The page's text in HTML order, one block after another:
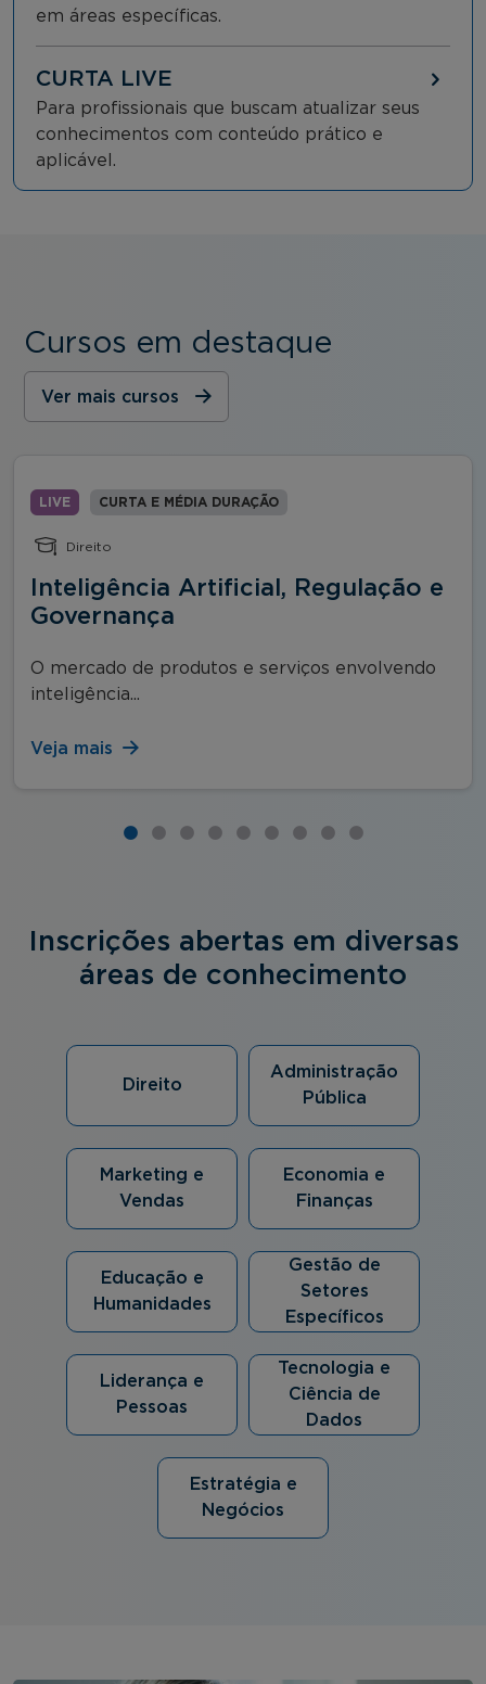
em áreas específicas.
CURTA LIVE
Para profissionais que buscam atualizar seus
conhecimentos com conteúdo prático e
aplicável.
Cursos em destaque
Ver mais cursos
LIVE CURTA E MÉDIA DURAÇÃO
Direito
Inteligência Artificial, Regulação e
Governança
O mercado de produtos e serviços envolvendo
inteligência...
Veja mais
Inscrições abertas em diversas
áreas de conhecimento
Direito
Administração
Pública
Marketing e
Vendas
Economia e
Finanças
Educação e
Humanidades
Gestão de
Setores
Específicos
Liderança e
Pessoas
Tecnologia e
Ciência de
Dados
Estratégia e
Negócios